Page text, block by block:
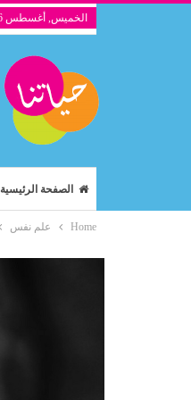
الخميس, أغسطس 6, 2026
الصفحة الرئيسية
Home علم نفس